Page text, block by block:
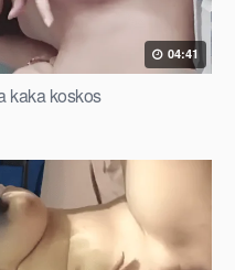
04:41
kaka koskos